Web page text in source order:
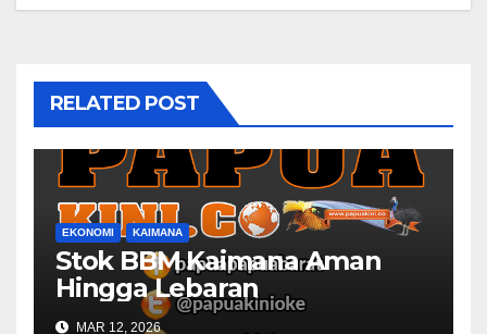
RELATED POST
EKONOMI KAIMANA
Stok BBM Kaimana Aman
Hingga Lebaran
MAR 12, 2026